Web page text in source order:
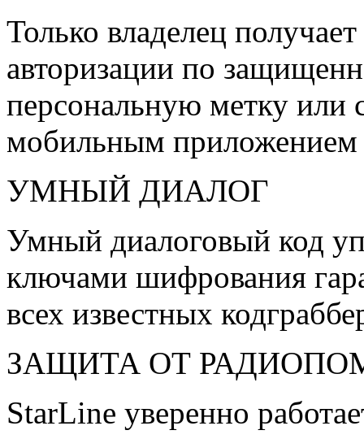
Только владелец
авторизации по
персональную метку
мобильным приложением
УМНЫЙ ДИАЛОГ
Умный диалоговый код
ключами шифрования
всех известных
ЗАЩИТА ОТ
StarLine уверенно